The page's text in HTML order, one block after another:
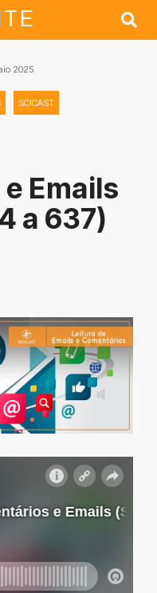
2025
SCICAST
Emails
a 637)